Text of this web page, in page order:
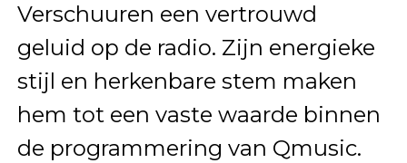
Verschuuren een vertrouwd
geluid op de radio. Zijn energieke
stijl en herkenbare stem maken
hem tot een vaste waarde binnen
de programmering van Qmusic.